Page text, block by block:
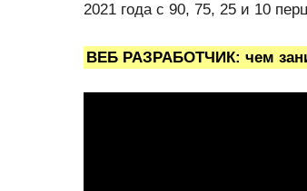
2021 года с 90, 75, 25 и 10
ВЕБ РАЗРАБОТЧИК: чем